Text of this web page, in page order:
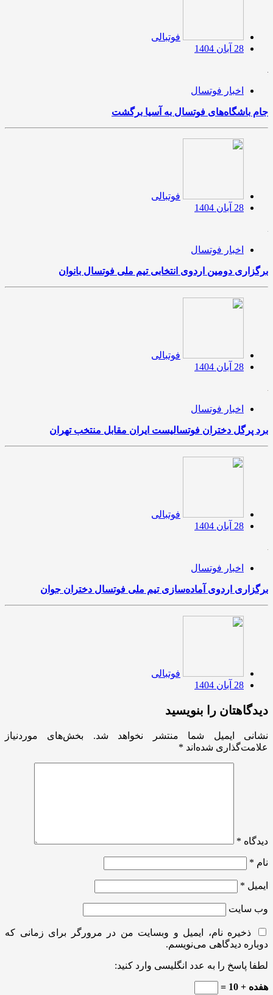
فوتبالی
28 آبان 1404
اخبار فوتسال
جام‌ باشگاه‌های فوتسال به آسیا برگشت
فوتبالی
28 آبان 1404
اخبار فوتسال
برگزاری دومین اردوی انتخابی تیم ملی فوتسال بانوان
فوتبالی
28 آبان 1404
اخبار فوتسال
برد پرگل دختران فوتسالیست ایران مقابل منتخب تهران
فوتبالی
28 آبان 1404
اخبار فوتسال
برگزاری اردوی آماده‌سازی تیم ملی فوتسال دختران جوان
فوتبالی
28 آبان 1404
دیدگاهتان را بنویسید
نشانی ایمیل شما منتشر نخواهد شد.
بخش‌های موردنیاز
علامت‌گذاری شده‌اند *
دیدگاه *
نام *
ایمیل *
وب‌ سایت
ذخیره نام، ایمیل و وبسایت من در مرورگر برای زمانی که
دوباره دیدگاهی می‌نویسم.
لطفا پاسخ را به عدد انگلیسی وارد کنید:
هفده + 10 =